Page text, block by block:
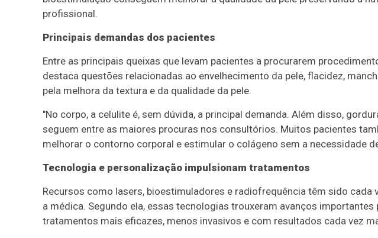
profissional.
Principais demandas dos pacientes
Entre as principais queixas que levam pacientes a procurarem
destaca questões relacionadas ao envelhecimento da pele, flacidez,
pela melhora da textura e da qualidade da pele.
"No corpo, a celulite é, sem dúvida, a principal demanda. Além disso,
seguem entre as maiores procuras nos consultórios. Muitos pacientes
melhorar o contorno corporal e estimular o colágeno sem a necessidade
Tecnologia e personalização impulsionam tratamentos
Recursos como lasers, bioestimuladores e radiofrequência têm sido
a médica. Segundo ela, essas tecnologias trouxeram avanços
tratamentos mais eficazes, menos invasivos e com resultados cada vez